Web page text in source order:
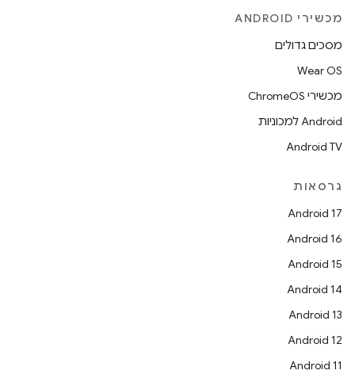
מכשירי ANDROID
מסכים גדולים
Wear OS
מכשירי ChromeOS
Android למכוניות
Android TV
גרסאות
Android 17
Android 16
Android 15
Android 14
Android 13
Android 12
Android 11